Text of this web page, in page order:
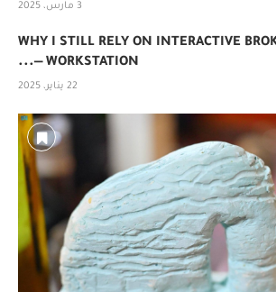
3 مارس، 2025
WHY I STILL RELY ON INTERACTIVE
WORKSTATION —...
22 يناير، 2025